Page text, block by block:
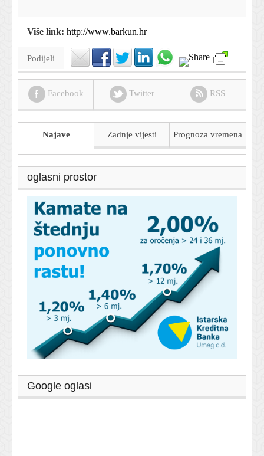
Više link: http://www.barkun.hr
Podijeli
Facebook Twitter RSS
Najave Zadnje vijesti Prognoza vremena
oglasni prostor
Google oglasi